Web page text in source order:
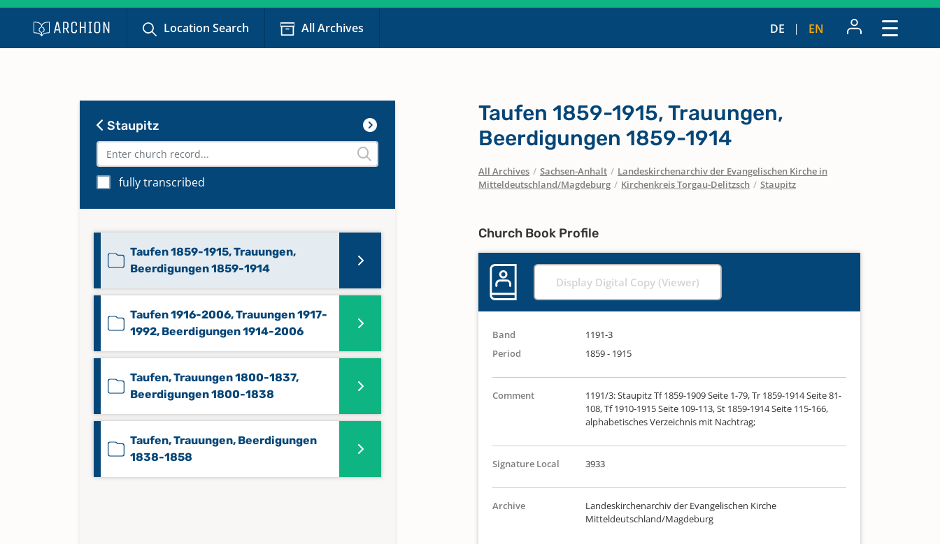
Location Search All Archives DE EN
Staupitz
fully transcribed
Taufen 1859-1915, Trauungen,
Beerdigungen 1859-1914
Taufen 1916-2006, Trauungen 1917-
1992, Beerdigungen 1914-2006
Taufen, Trauungen 1800-1837,
Beerdigungen 1800-1838
Taufen, Trauungen, Beerdigungen
1838-1858
Taufen 1859-1915, Trauungen,
Beerdigungen 1859-1914
All Archives / Sachsen-Anhalt / Landeskirchenarchiv der Evangelischen Kirche in
Mitteldeutschland/Magdeburg / Kirchenkreis Torgau-Delitzsch / Staupitz
Church Book Profile
Display Digital Copy (Viewer)
Band
1191-3
Period
1859 - 1915
Comment
1191/3: Staupitz Tf 1859-1909 Seite 1-79, Tr 1859-1914 Seite 81-
108, Tf 1910-1915 Seite 109-113, St 1859-1914 Seite 115-166,
alphabetisches Verzeichnis mit Nachtrag;
Signature Local 3933
Archive
Landeskirchenarchiv der Evangelischen Kirche
Mitteldeutschland/Magdeburg